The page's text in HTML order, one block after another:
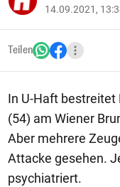
14.09.2021,
Teilen
In U-Haft bestreitet
(54) am Wiener
Aber mehrere
Attacke gesehen.
psychiatriert.